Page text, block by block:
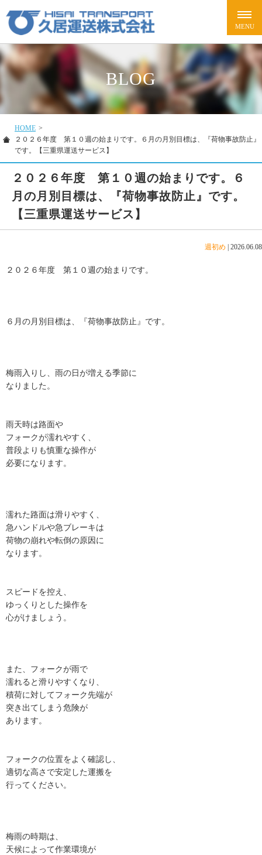
BLOG
HOME >
２０２６年度 第１０週の始まりです。６月の月別目標は、『荷物事故防止』
です。【三重県運送サービス】
２０２６年度 第１０週の始まりです。６
月の月別目標は、『荷物事故防止』です。
【三重県運送サービス】
週初め 2026.06.08
２０２６年度 第１０週の始まりです。
６月の月別目標は、『荷物事故防止』です。
梅雨入りし、雨の日が増える季節に
なりました。
雨天時は路面や
フォークが濡れやすく、
普段よりも慎重な操作が
必要になります。
濡れた路面は滑りやすく、
急ハンドルや急ブレーキは
荷物の崩れや転倒の原因に
なります。
スピードを控え、
ゆっくりとした操作を
心がけましょう。
また、フォークが雨で
濡れると滑りやすくなり、
積荷に対してフォーク先端が
突き出てしまう危険が
あります。
フォークの位置をよく確認し、
適切な高さで安定した運搬を
行ってください。
梅雨の時期は、
天候によって作業環境が